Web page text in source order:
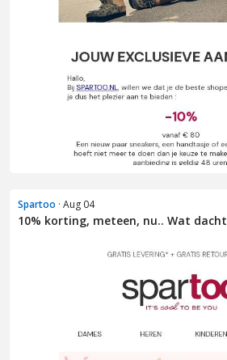
Spartoo · Aug 04
10% korting, meteen, nu.. Wat